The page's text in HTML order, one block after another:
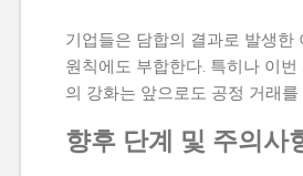
기업들은 담합의 결과로 발생한
원칙에도 부합한다. 특히나 이
의 강화는 앞으로도 공정 거래
향후 단계 및 주의사